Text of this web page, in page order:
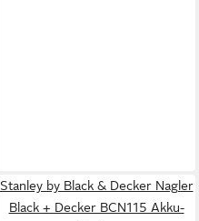
Stanley by Black & Decker Nagler
Black + Decker BCN115 Akku-